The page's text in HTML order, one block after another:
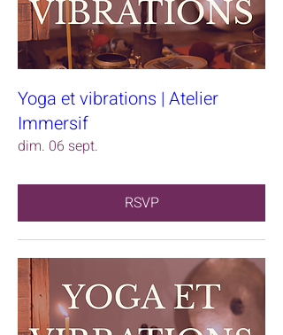
Yoga et vibrations | Atelier
Immersif
dim. 06 sept.
RSVP